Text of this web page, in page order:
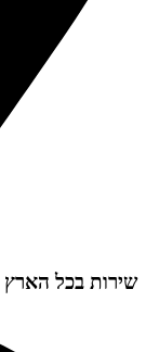
שירות בכל הארץ